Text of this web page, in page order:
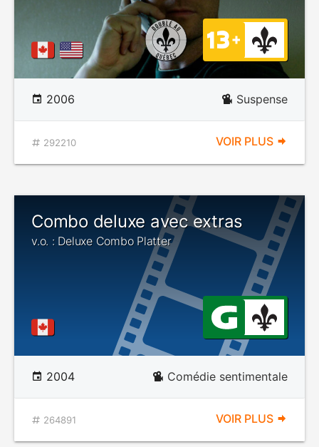
2006 Suspense
292210 VOIR PLUS
Combo deluxe avec extras
v.o. : Deluxe Combo Platter
2004 Comédie sentimentale
264891 VOIR PLUS